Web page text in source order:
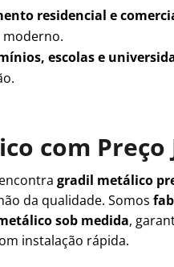
residencial e
moderno.
escolas e
com Preço
gradil metálico
da qualidade. Somos
sob medida,
instalação rápida.